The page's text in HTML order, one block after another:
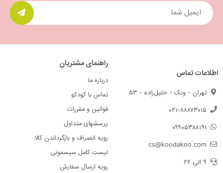
اطلاعات تماس
تهران - ونک - خلیل‌زاده - ۵۳
۰۲۱-۸۸۸۷۳۰۱۵
۰۹۹۰۵۳۸۸۱۹۱
cs@koodakoo.com
۹ الی ۲۲
راهنمای مشتریان
درباره ما
تماس با کودکو
قوانین و مقررات
پرسشهای متداول
رویه انصراف و بازگرداندن کالا
لیست کامل سیسمونی
رویه ارسال سفارش